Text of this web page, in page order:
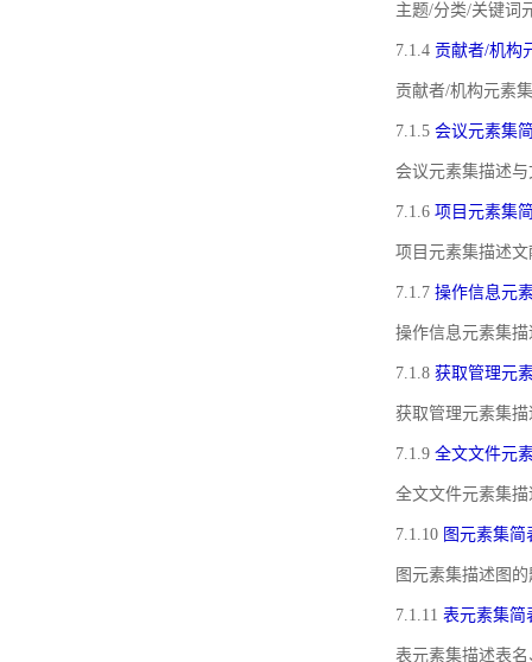
主题/分类/关键词
7.1.4 贡献者/机构
贡献者/机构元素
7.1.5 会议元素集
会议元素集描述
7.1.6 项目元素集
项目元素集描述
7.1.7 操作信息元
操作信息元素集
7.1.8 获取管理元
获取管理元素集
7.1.9 全文文件元
全文文件元素集
7.1.10 图元素集简
图元素集描述图
7.1.11 表元素集简
表元素集描述表